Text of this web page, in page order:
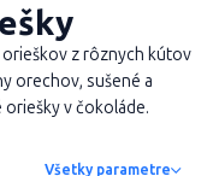
z rôznych kútov
orechov, sušené a
v čokoláde.
Všetky parametre